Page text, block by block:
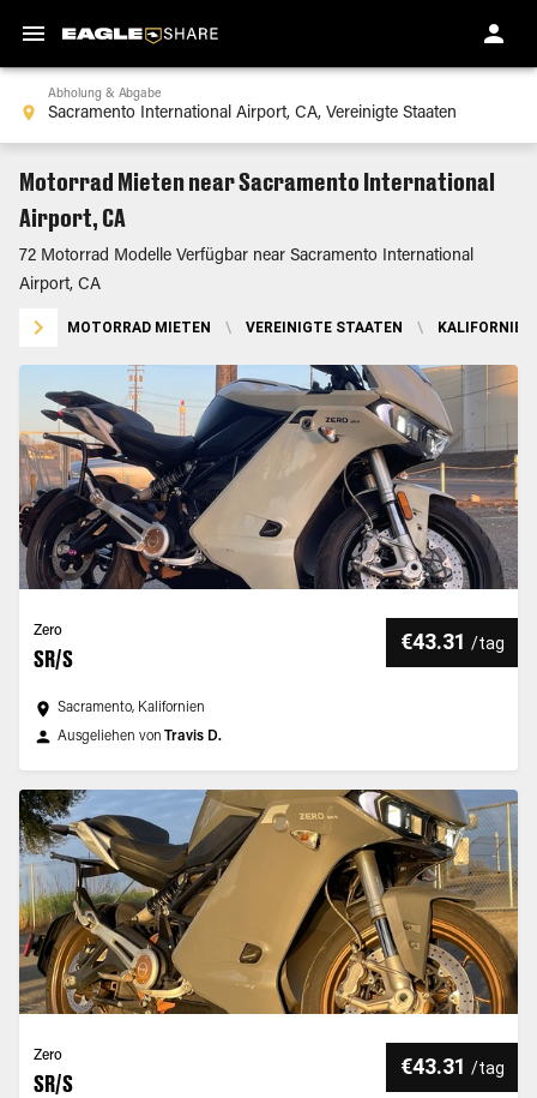
Abholung & Abgabe
Motorrad Mieten near Sacramento International
Airport, CA
72 Motorrad Modelle Verfügbar near Sacramento International
Airport, CA
MOTORRAD MIETEN \ VEREINIGTE STAATEN \ KALIFORNIEN
Zero
SR/S
€43.31 /tag
Sacramento, Kalifornien
Ausgeliehen von Travis D.
Zero
SR/S
€43.31 /tag